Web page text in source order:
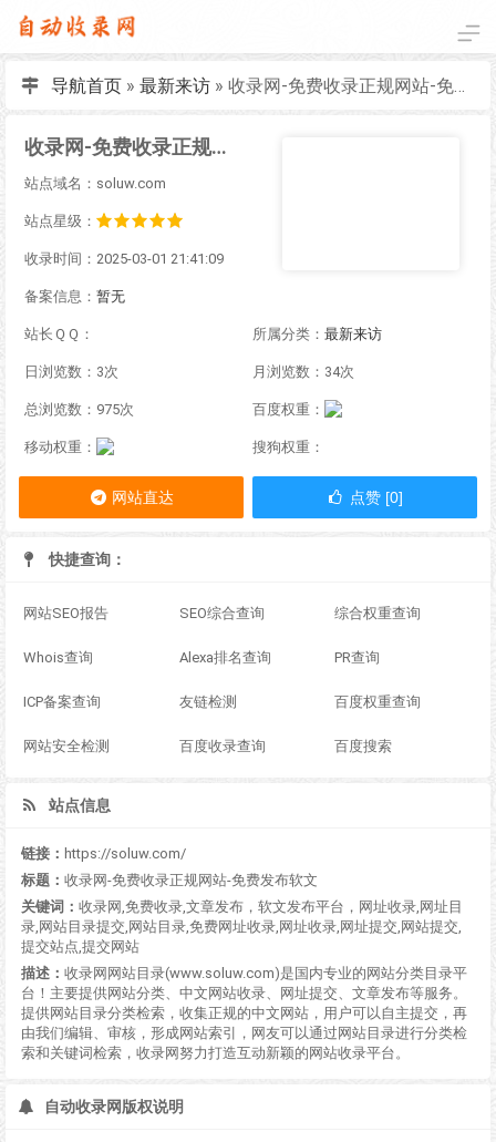
导航首页» 最新来访» 收录网-免费收录正规网站-免费发布软文
收录网-免费收录正规网站-免费发布软文
站点域名：soluw.com
站点星级：
收录时间：2025-03-01 21:41:09
备案信息： 暂无
站长ＱＱ： 所属分类： 最新来访
日浏览数：3次 月浏览数：34次
总浏览数：975次 百度权重：
移动权重： 搜狗权重：
网站直达 点赞 [0]
快捷查询：
网站SEO报告 SEO综合查询 综合权重查询
Whois查询 Alexa排名查询 PR查询
ICP备案查询 友链检测 百度权重查询
网站安全检测 百度收录查询 百度搜索
站点信息
链接： https://soluw.com/
标题： 收录网-免费收录正规网站-免费发布软文
关键词： 收录网,免费收录,文章发布，软文发布平台，网址收录,网址目
录,网站目录提交,网站目录,免费网址收录,网址收录,网址提交,网站提交,
提交站点,提交网站
描述： 收录网网站目录(www.soluw.com)是国内专业的网站分类目录平
台！主要提供网站分类、中文网站收录、网址提交、文章发布等服务。
提供网站目录分类检索，收集正规的中文网站，用户可以自主提交，再
由我们编辑、审核，形成网站索引，网友可以通过网站目录进行分类检
索和关键词检索，收录网努力打造互动新颖的网站收录平台。
自动收录网版权说明